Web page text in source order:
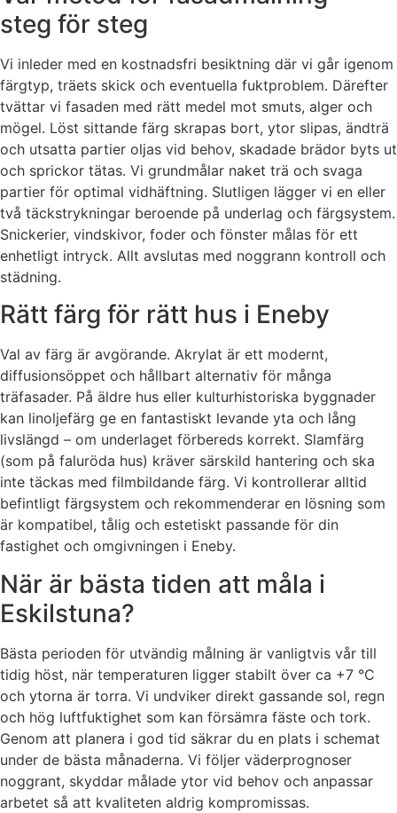
steg för steg
Vi inleder med en kostnadsfri besiktning där vi går igenom
färgtyp, träets skick och eventuella fuktproblem. Därefter
tvättar vi fasaden med rätt medel mot smuts, alger och
mögel. Löst sittande färg skrapas bort, ytor slipas, ändträ
och utsatta partier oljas vid behov, skadade brädor byts ut
och sprickor tätas. Vi grundmålar naket trä och svaga
partier för optimal vidhäftning. Slutligen lägger vi en eller
två täckstrykningar beroende på underlag och färgsystem.
Snickerier, vindskivor, foder och fönster målas för ett
enhetligt intryck. Allt avslutas med noggrann kontroll och
städning.
Rätt färg för rätt hus i Eneby
Val av färg är avgörande. Akrylat är ett modernt,
diffusionsöppet och hållbart alternativ för många
träfasader. På äldre hus eller kulturhistoriska byggnader
kan linoljefärg ge en fantastiskt levande yta och lång
livslängd – om underlaget förbereds korrekt. Slamfärg
(som på faluröda hus) kräver särskild hantering och ska
inte täckas med filmbildande färg. Vi kontrollerar alltid
befintligt färgsystem och rekommenderar en lösning som
är kompatibel, tålig och estetiskt passande för din
fastighet och omgivningen i Eneby.
När är bästa tiden att måla i
Eskilstuna?
Bästa perioden för utvändig målning är vanligtvis vår till
tidig höst, när temperaturen ligger stabilt över ca +7 °C
och ytorna är torra. Vi undviker direkt gassande sol, regn
och hög luftfuktighet som kan försämra fäste och tork.
Genom att planera i god tid säkrar du en plats i schemat
under de bästa månaderna. Vi följer väderprognoser
noggrant, skyddar målade ytor vid behov och anpassar
arbetet så att kvaliteten aldrig kompromissas.